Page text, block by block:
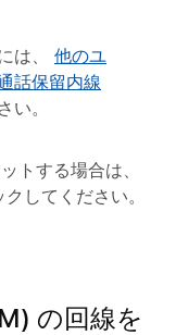
は、 他のユ
話保留内線
い。
トする場合は、
してください。
の回線を